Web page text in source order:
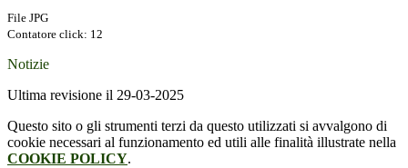
File JPG
Contatore click: 12
Notizie
Ultima revisione il 29-03-2025
Questo sito o gli strumenti terzi da questo utilizzati si avvalgono di
cookie necessari al funzionamento ed utili alle finalità illustrate nella
COOKIE POLICY.